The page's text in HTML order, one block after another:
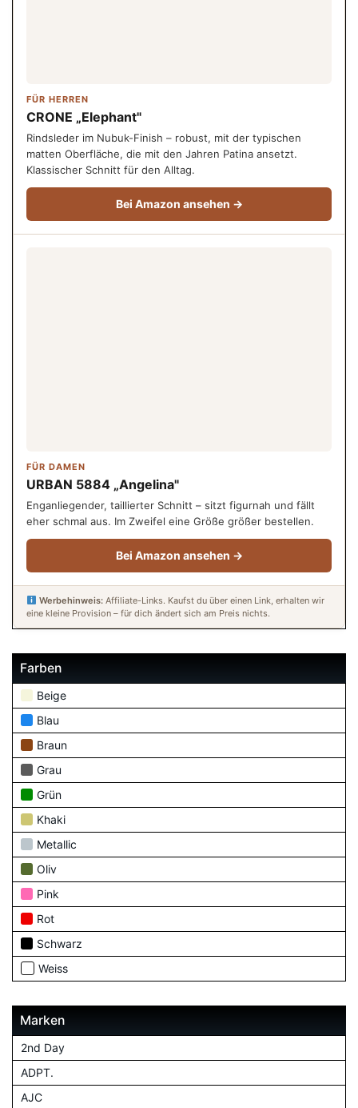
FÜR HERREN
CRONE „Elephant"
Rindsleder im Nubuk-Finish – robust, mit der typischen
matten Oberfläche, die mit den Jahren Patina ansetzt.
Klassischer Schnitt für den Alltag.
Bei Amazon ansehen →
FÜR DAMEN
URBAN 5884 „Angelina"
Enganliegender, taillierter Schnitt – sitzt figurnah und fällt
eher schmal aus. Im Zweifel eine Größe größer bestellen.
Bei Amazon ansehen →
Werbehinweis:Affiliate-Links. Kaufst du über einen Link, erhalten wir
eine kleine Provision – für dich ändert sich am Preis nichts.
Farben
Beige
Blau
Braun
Grau
Grün
Khaki
Metallic
Oliv
Pink
Rot
Schwarz
Weiss
Marken
2nd Day
ADPT.
AJC